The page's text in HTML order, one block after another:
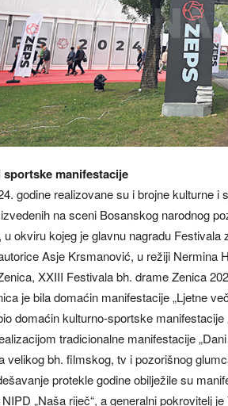
manifestacije
godine realizovane su i brojne kulturne
na sceni Bosanskog narodnog
u okviru kojeg je glavnu nagradu
Asje Krsmanović, u režiji
XXIII Festivala bh. drame Zenica
je bila domaćin manifestacije „Ljetne
domaćin kulturno-sportske
tradicionalne manifestacije
velikog bh. filmskog, tv i pozorišnog
protekle godine obilježile su
„Naša riječ“, a generalni pokrovitelj